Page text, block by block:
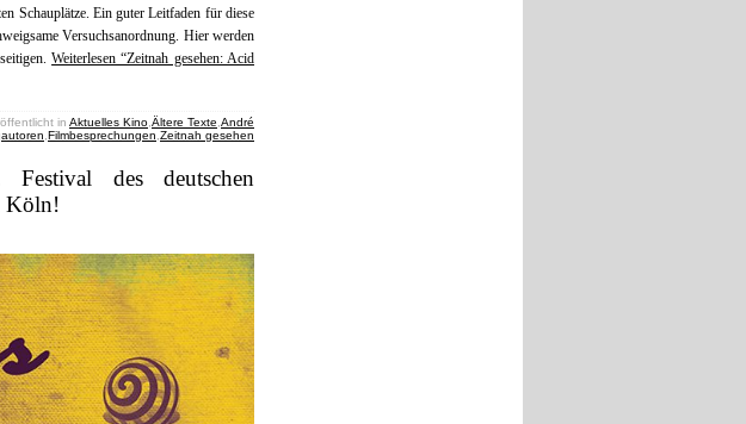
Schauplätze. Ein guter Leitfaden für diese
Versuchsanordnung. Hier werden
Weiterlesen “Zeitnah gesehen: Acid
in Aktuelles Kino Ältere Texte André
Filmbesprechungen Zeitnah gesehen
des deutschen
Köln!